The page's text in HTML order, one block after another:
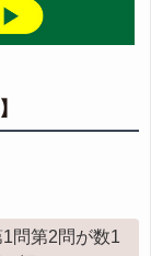
問第2問が数1